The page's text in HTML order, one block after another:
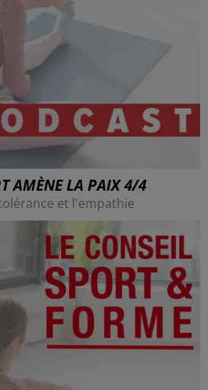
AMÈNE LA PAIX 4/4
et l'empathie